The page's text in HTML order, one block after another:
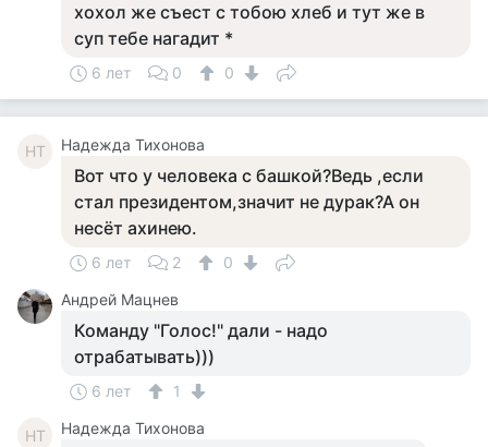
хохол же съест с тобою хлеб и тут же в
суп тебе нагадит *
6 лет 0 0
НТ Надежда Тихонова
Вот что у человека с башкой?Ведь ,если
стал президентом,значит не дурак?А он
несёт ахинею.
6 лет 2
0
Андрей Мацнев
Команду "Голос!" дали - надо
отрабатывать)))
6 лет 1
НТ Надежда Тихонова